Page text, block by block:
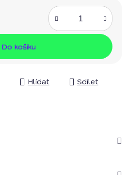
Do košíku
Hlídat Sdílet